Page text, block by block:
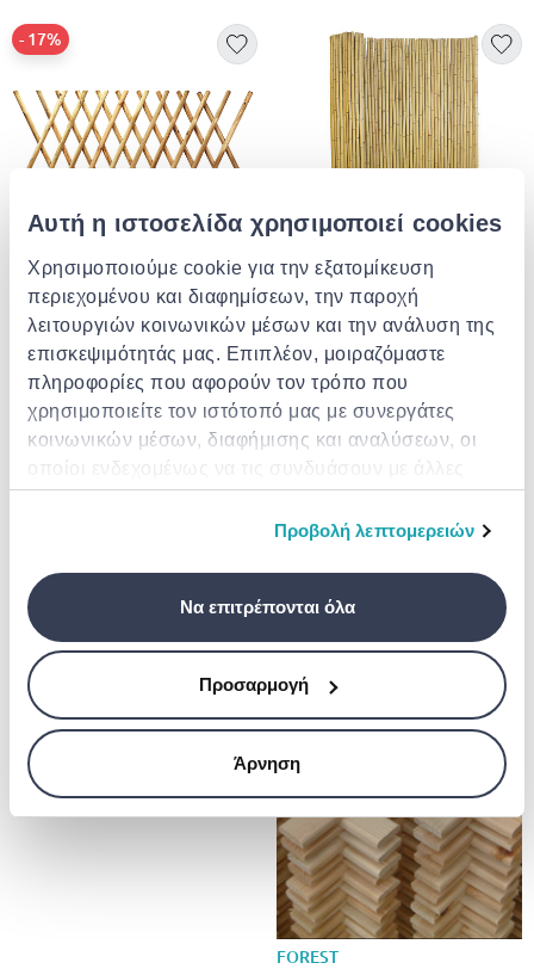
Αυτή η ιστοσελίδα χρησιμοποιεί cookies
Χρησιμοποιούμε cookie για την εξατομίκευση
περιεχομένου και διαφημίσεων, την παροχή
λειτουργιών κοινωνικών μέσων και την ανάλυση της
επισκεψιμότητάς μας. Επιπλέον, μοιραζόμαστε
πληροφορίες που αφορούν τον τρόπο που
χρησιμοποιείτε τον ιστότοπό μας με συνεργάτες
κοινωνικών μέσων, διαφήμισης και αναλύσεων, οι
οποίοι ενδεχομένως να τις συνδυάσουν με άλλες
πληροφορίες που τους έχετε παραχωρήσει ή τις
οποίες έχουν συλλέξει σε σχέση με την από μέρους
Προβολή λεπτομερειών
Να επιτρέπονται όλα
Προσαρμογή
Άρνηση
CERLAND
Cerland wooden fence
100x300cm
από
€ 26.99 σε
- 17%
- 17%€ 22.50
Reed fencing 1x5m
€ 24.99
Galvanized chain link fencing
23ft (a7694)
€ 80.00
FOREST